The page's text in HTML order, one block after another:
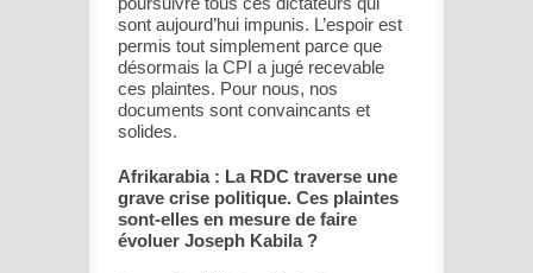
sont aujourd’hui impunis. L’espoir est
permis tout simplement parce que
désormais la CPI a jugé recevable
ces plaintes. Pour nous, nos
documents sont convaincants et
solides.
Afrikarabia : La RDC traverse une
grave crise politique. Ces plaintes
sont-elles en mesure de faire
évoluer Joseph Kabila ?